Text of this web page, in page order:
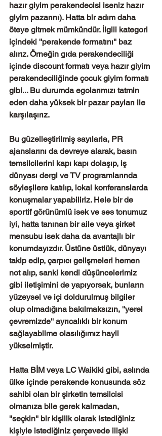
hazır giyim perakendecisi iseniz hazır
giyim pazarını). Hatta bir adım daha
öteye gitmek mümkündür. İlgili kategori
içindeki ''perakende formatını'' baz
alırız. Örneğin gıda perakendeciliği
içinde discount formatı veya hazır giyim
perakendeciliğinde çocuk giyim formatı
gibi... Bu durumda egolarımızı tatmin
eden daha yüksek bir pazar payları ile
karşılaşırız.
Bu güzelleştirilmiş sayılarla, PR
ajanslarını da devreye alarak, basın
temsilcilerini kapı kapı dolaşıp, iş
dünyası dergi ve TV programlarında
söyleşilere katılıp, lokal konferanslarda
konuşmalar yapabiliriz. Hele bir de
sportif görünümlü isek ve ses tonumuz
iyi, hatta tanınan bir aile veya şirket
mensubu isek daha da avantajlı bir
konumdayızdır. Üstüne üstlük, dünyayı
takip edip, çarpıcı gelişmeleri hemen
not alıp, sanki kendi düşüncelerimiz
gibi iletişimini de yapıyorsak, bunların
yüzeysel ve içi doldurulmuş bilgiler
olup olmadığına bakılmaksızın, ''yerel
çevremizde'' ayrıcalıklı bir konum
sağlayabilme olasılığımız hayli
yükselmiştir.
Hatta BİM veya LC Waikiki gibi, aslında
ülke içinde perakende konusunda söz
sahibi olan bir şirketin temsilcisi
olmanıza bile gerek kalmadan,
''seçkin'' bir kişilik olarak istediğiniz
kişiyle istediğiniz çerçevede ilişki